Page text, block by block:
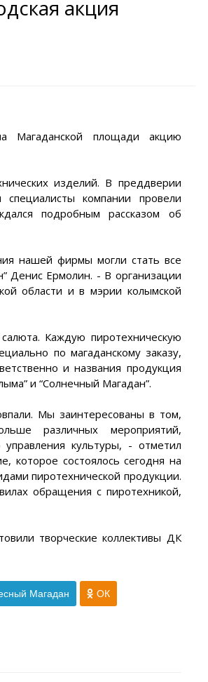
Кинохроника Магадана
УМВД
акция
площади акцию
изделий. В преддверии
компании провели
подробным рассказом об
нашей фирмы могли стать все
Денис Ермолин. - В организации
области и в мэрии колымской
Каждую пиротехническую
по магаданскому заказу,
и названия продукция
и “Солнечный Магадан”.
Мы заинтересованы в том,
различных мероприятий,
культуры, - отметил
которое состоялось сегодня на
пиротехнической продукции.
обращения с пиротехникой,
творческие коллективы ДК
Магадан ОК